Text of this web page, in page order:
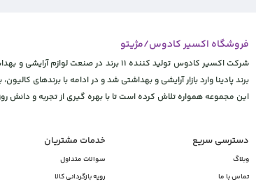
فروشگاه اکسیر کادوس/مژیتو
شرکت اکسیر کادوس تولید کننده 11 برند
برند پادینا وارد بازار آرایشی و بهداشتی شد و در ادامه با برندهای
این مجموعه همواره تلاش کرده است تا با بهره گیری از تجربه و
دسترسی سریع
وبلاگ
تماس با ما
خدمات مشتریان
سوالات متداول
رویه بازگردانی کالا